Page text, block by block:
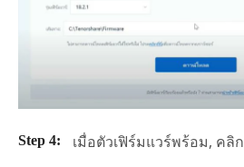
เมื่อตัวเฟิร์มแวร์พร้อม, คลิก